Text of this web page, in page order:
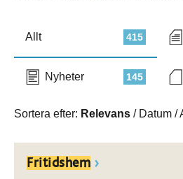
415
Allt
145
Nyheter
Sortera efter: Relevans / Datum /
Fritidshem